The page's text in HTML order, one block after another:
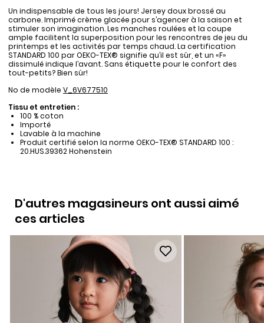
Un indispensable de tous les jours! Jersey doux brossé au
carbone. Imprimé crème glacée pour s’agencer à la saison et
stimuler son imagination. Les manches roulées et la coupe
ample facilitent la superposition pour les rencontres de jeu du
printemps et les activités par temps chaud. La certification
STANDARD 100 par OEKO-TEX® signifie qu’il est sûr, et un «F»
dissimulé indique l’avant. Sans étiquette pour le confort des
tout-petits? Bien sûr!
No de modèle V_6V677510
Tissu et entretien :
100 % coton
Importé
Lavable à la machine
Produit certifié selon la norme OEKO-TEX® STANDARD 100 :
20.HUS.39362 Hohenstein
D'autres magasineurs ont aussi aimé
ces articles